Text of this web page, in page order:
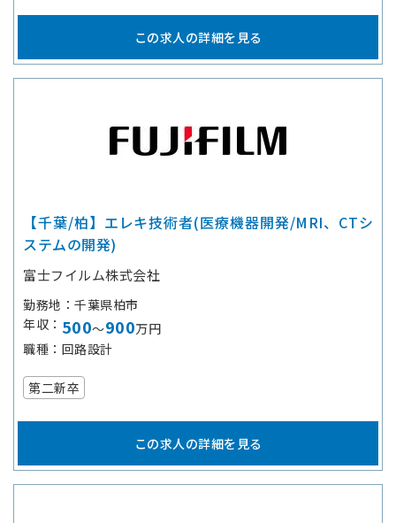
この求人の詳細を見る
【千葉/柏】エレキ技術者(医療機器開発/MRI、CTシ
ステムの開発)
富士フイルム株式会社
勤務地
千葉県柏市
年収
500～900万円
職種
回路設計
第二新卒
この求人の詳細を見る